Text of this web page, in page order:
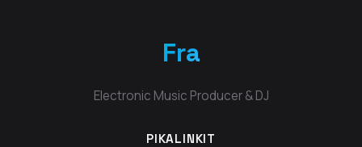
Fra
Electronic Music Producer & DJ
PIKALINKIT